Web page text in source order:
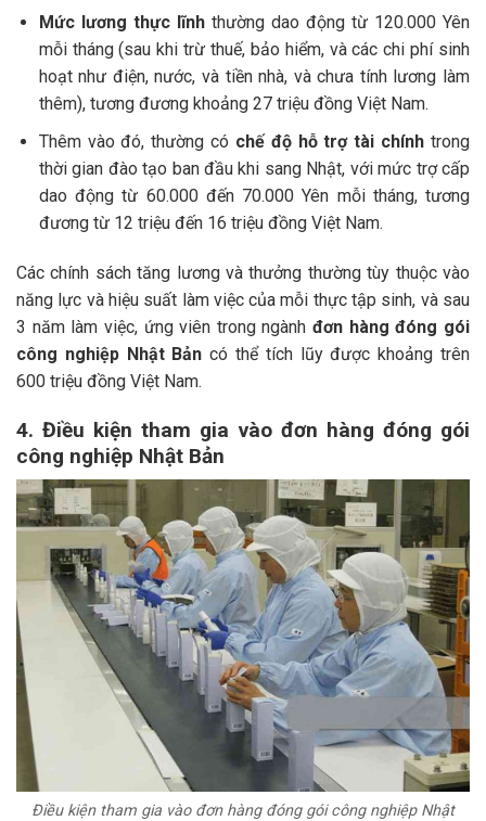
Mức lương thực lĩnhthường dao động từ 120.000 Yên
mỗi tháng (sau khi trừ thuế, bảo hiểm, và các chi phí sinh
hoạt như điện, nước, và tiền nhà, và chưa tính lương làm
thêm), tương đương khoảng 27 triệu đồng Việt Nam.
Thêm vào đó, thường có chế độ hỗ trợ tài chính trong
thời gian đào tạo ban đầu khi sang Nhật, với mức trợ cấp
dao động từ 60.000 đến 70.000 Yên mỗi tháng, tương
đương từ 12 triệu đến 16 triệu đồng Việt Nam.
Các chính sách tăng lương và thưởng thường tùy thuộc vào
năng lực và hiệu suất làm việc của mỗi thực tập sinh, và sau
3 năm làm việc, ứng viên trong ngànhđơn hàng đóng gói
công nghiệp Nhật Bản có thể tích lũy được khoảng trên
600 triệu đồng Việt Nam.
4. Điều kiện tham gia vào đơn hàng đóng gói
công nghiệp Nhật Bản
Điều kiện tham gia vào đơn hàng đóng gói công nghiệp Nhật